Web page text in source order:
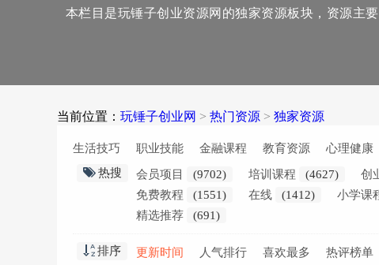
本栏目是玩锤子创业资源网的独家资源板块，资源主
当前位置： 玩锤子创业网 > 热门资源 > 独家资源
生活技巧 职业技能 金融课程 教育资源 心理健康
热搜
会员项目 (9702) 培训课程 (4627) 创
免费教程
(1551) 在线 (1412) 小学课
精选推荐
(691)
排序 更新时间 人气排行 喜欢最多 热评榜单